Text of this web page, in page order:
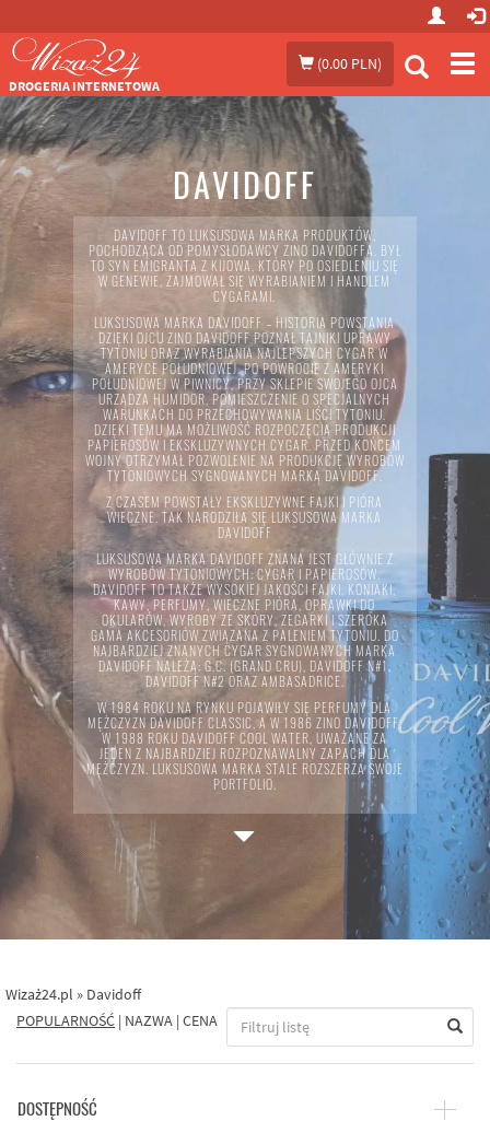
(0.00 PLN)
DROGERIA INTERNETOWA
DAVIDOFF
DAVIDOFF TO LUKSUSOWA MARKA PRODUKTÓW,
POCHODZĄCA OD POMYSŁODAWCY ZINO DAVIDOFFA. BYŁ
TO SYN EMIGRANTA Z KIJOWA, KTÓRY PO OSIEDLENIU SIĘ
W GENEWIE, ZAJMOWAŁ SIĘ WYRABIANIEM I HANDLEM
CYGARAMI.
LUKSUSOWA MARKA DAVIDOFF – HISTORIA POWSTANIA
DZIĘKI OJCU ZINO DAVIDOFF POZNAŁ TAJNIKI UPRAWY
TYTONIU ORAZ WYRABIANIA NAJLEPSZYCH CYGAR W
AMERYCE POŁUDNIOWEJ. PO POWROCIE Z AMERYKI
POŁUDNIOWEJ W PIWNICY, PRZY SKLEPIE SWOJEGO OJCA
URZĄDZA HUMIDOR, POMIESZCZENIE O SPECJALNYCH
WARUNKACH DO PRZECHOWYWANIA LIŚCI TYTONIU.
DZIĘKI TEMU MA MOŻLIWOŚĆ ROZPOCZĘCIA PRODUKCJI
PAPIEROSÓW I EKSKLUZYWNYCH CYGAR. PRZED KOŃCEM
WOJNY OTRZYMAŁ POZWOLENIE NA PRODUKCJĘ WYROBÓW
TYTONIOWYCH SYGNOWANYCH MARKĄ DAVIDOFF.
Z CZASEM POWSTAŁY EKSKLUZYWNE FAJKI I PIÓRA
WIECZNE. TAK NARODZIŁA SIĘ LUKSUSOWA MARKA
DAVIDOFF
LUKSUSOWA MARKA DAVIDOFF ZNANA JEST GŁÓWNIE Z
WYROBÓW TYTONIOWYCH: CYGAR I PAPIEROSÓW.
DAVIDOFF TO TAKŻE WYSOKIEJ JAKOŚCI FAJKI, KONIAKI,
KAWY, PERFUMY, WIECZNE PIÓRA, OPRAWKI DO
OKULARÓW, WYROBY ZE SKÓRY, ZEGARKI I SZEROKA
GAMA AKCESORIÓW ZWIĄZANA Z PALENIEM TYTONIU. DO
NAJBARDZIEJ ZNANYCH CYGAR SYGNOWANYCH MARKA
DAVIDOFF NALEŻĄ: G.C. (GRAND CRU), DAVIDOFF N#1,
DAVIDOFF N#2 ORAZ AMBASADRICE.
W 1984 ROKU NA RYNKU POJAWIŁY SIĘ PERFUMY DLA
MĘŻCZYZN DAVIDOFF CLASSIC, A W 1986 ZINO DAVIDOFF,
W 1988 ROKU DAVIDOFF COOL WATER, UWAŻANE ZA
JEDEN Z NAJBARDZIEJ ROZPOZNAWALNY ZAPACH DLA
MĘŻCZYZN. LUKSUSOWA MARKA STALE ROZSZERZA SWOJE
PORTFOLIO.
Wizaż24.pl » Davidoff
POPULARNOŚĆ | NAZWA | CENA
DOSTĘPNOŚĆ